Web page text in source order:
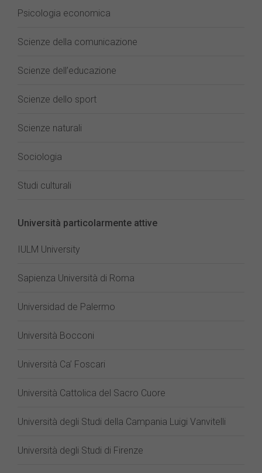
Psicologia economica
Scienze della comunicazione
Scienze dell’educazione
Scienze dello sport
Scienze naturali
Sociologia
Studi culturali
Università particolarmente attive
IULM University
Sapienza Università di Roma
Universidad de Palermo
Università Bocconi
Università Ca’ Foscari
Università Cattolica del Sacro Cuore
Università degli Studi della Campania Luigi Vanvitelli
Università degli Studi di Firenze